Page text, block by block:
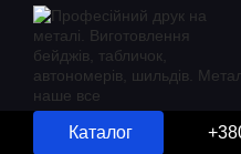
Перейти до основного контенту
Каталог